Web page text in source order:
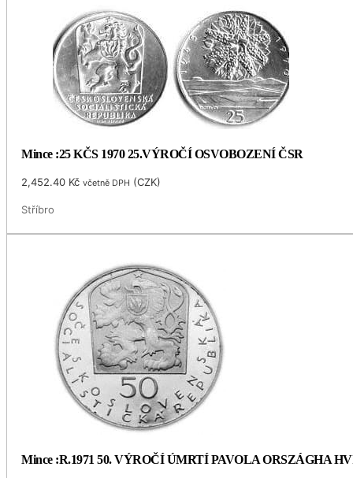
Mince :25 KČS 1970 25.VÝROČÍ OSVOBOZENÍ ČSR
2,452.40 Kč včetně DPH (CZK)
Stříbro
Mince :R.1971 50. VÝROČÍ ÚMRTÍ PAVOLA ORSZÁGHA